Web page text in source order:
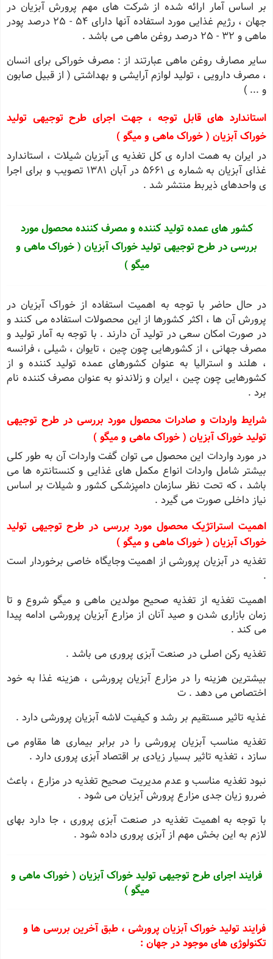
بر اساس آمار ارائه شده از شرکت های مهم پرورش آبزیان در
جهان ، رژیم غذایی مورد استفاده آنها دارای 54 - 25 درصد پودر
ماهی و 32 - 25 درصد روغن ماهی می باشد .
سایر مصارف روغن ماهی عبارتند از : مصرف خوراکی برای انسان
، مصرف دارویی ، تولید لوازم آرایشی و بهداشتی ( از قبیل صابون
و ... )
استاندارد های قابل توجه ، جهت اجرای طرح توجیهی تولید
خوراک آبزیان ( خوراک ماهی و میگو )
در ایران به همت اداره ی کل تغذیه ی آبزیان شیلات ، استاندارد
غذای آبزیان به شماره ی 5661 در آبان 1381 تصویب و برای اجرا
ی واحدهای ذیربط منتشر شد .
کشور های عمده تولید کننده و مصرف کننده محصول مورد
بررسی در طرح توجیهی تولید خوراک آبزیان ( خوراک ماهی و
میگو )
در حال حاضر با توجه به اهمیت استفاده از خوراک آبزیان در
پرورش آن ها ، اکثر کشورها از این محصولات استفاده می کنند و
در صورت امکان سعی در تولید آن دارند . با توجه به آمار تولید و
مصرف جهانی ، از کشورهایی چون چین ، تایوان ، شیلی ، فرانسه
، هلند و استرالیا به عنوان کشورهای عمده تولید کننده و از
کشورهایی چون چین ، ایران و زلاندنو به عنوان مصرف کننده نام
برد .
شرایط واردات و صادرات محصول مورد بررسی در طرح توجیهی
تولید خوراک آبزیان ( خوراک ماهی و میگو )
در مورد واردات این محصول می توان گفت واردات آن به طور کلی
بیشتر شامل واردات انواع مکمل های غذایی و کنستانتره ها می
باشد ، که تحت نظر سازمان دامپزشکی کشور و شیلات بر اساس
نیاز داخلی صورت می گیرد .
اهمیت استراتژیک محصول مورد بررسی در طرح توجیهی تولید
خوراک آبزیان ( خوراک ماهی و میگو )
تغذیه در آبزیان پرورشی از اهمیت وجایگاه خاصی برخوردار است
.
اهمیت تغذیه از تغذیه صحیح مولدین ماهی و میگو شروع و تا
زمان بازاری شدن و صید آنان از مزارع آبزیان پرورشی ادامه پیدا
می کند .
تغذیه رکن اصلی در صنعت آبزی پروری می باشد .
بیشترین هزینه را در مزارع آبزیان پرورشی ، هزینه غذا به خود
اختصاص می دهد . ت
غذیه تاثیر مستقیم بر رشد و کیفیت لاشه آبزیان پرورشی دارد .
تغذیه مناسب آبزیان پرورشی را در برابر بیماری ها مقاوم می
سازد ، تغذیه تاثیر بسیار زیادی بر اقتصاد آبزی پروری دارد .
نبود تغذیه مناسب و عدم مدیریت صحیح تغذیه در مزارع ، باعث
ضررو زیان جدی مزارع پرورش آبزیان می شود .
با توجه به اهمیت تغذیه در صنعت آبزی پروری ، جا دارد بهای
لازم به این بخش مهم از آبزی پروری داده شود .
فرایند اجرای طرح توجیهی تولید خوراک آبزیان ( خوراک ماهی و
میگو )
فرایند تولید خوراک آبزیان پرورشی ، طبق آخرین بررسی ها و
تکنولوژی های موجود در جهان :